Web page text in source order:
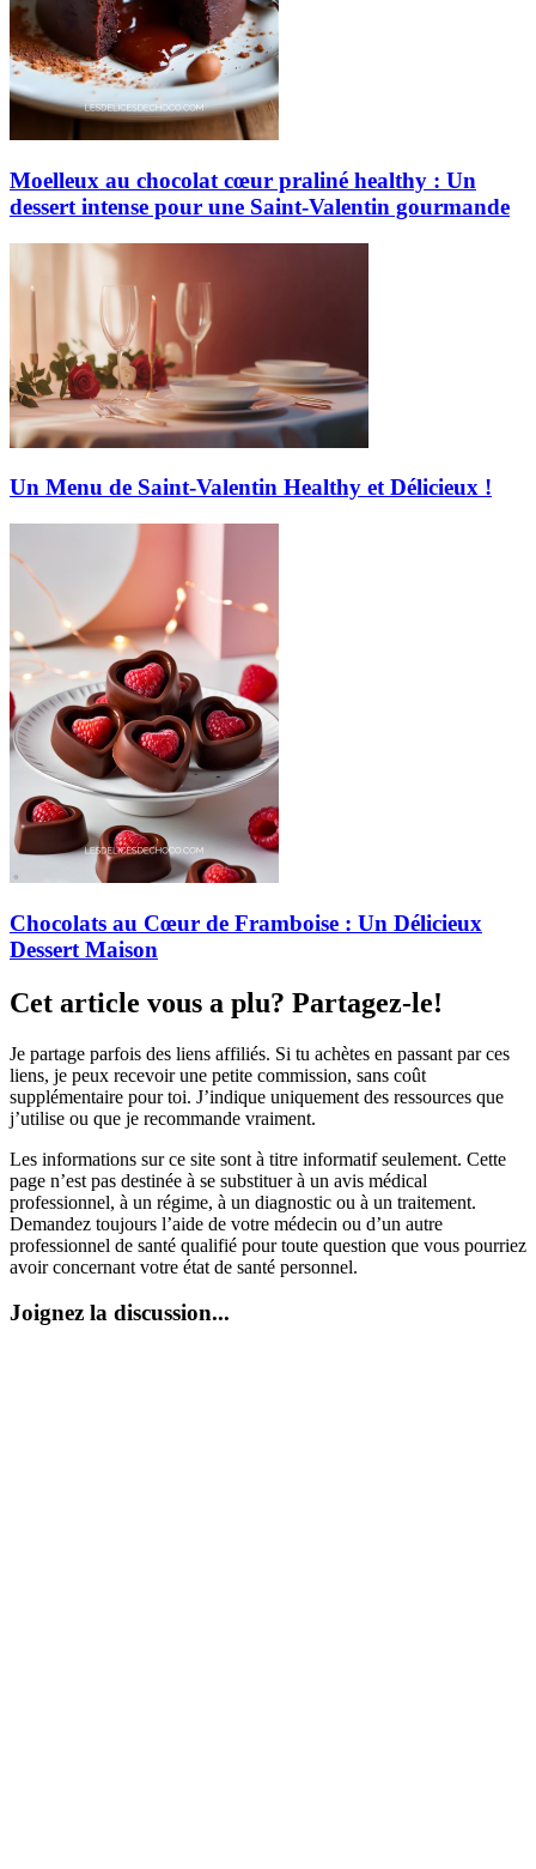
Moelleux au chocolat cœur praliné healthy : Un
dessert intense pour une Saint-Valentin gourmande
Un Menu de Saint-Valentin Healthy et Délicieux !
Chocolats au Cœur de Framboise : Un Délicieux
Dessert Maison
Cet article vous a plu? Partagez-le!
Je partage parfois des liens affiliés. Si tu achètes en passant par ces
liens, je peux recevoir une petite commission, sans coût
supplémentaire pour toi. J’indique uniquement des ressources que
j’utilise ou que je recommande vraiment.
Les informations sur ce site sont à titre informatif seulement. Cette
page n’est pas destinée à se substituer à un avis médical
professionnel, à un régime, à un diagnostic ou à un traitement.
Demandez toujours l’aide de votre médecin ou d’un autre
professionnel de santé qualifié pour toute question que vous pourriez
avoir concernant votre état de santé personnel.
Joignez la discussion...